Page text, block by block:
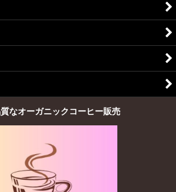
なオーガニックコーヒー販売